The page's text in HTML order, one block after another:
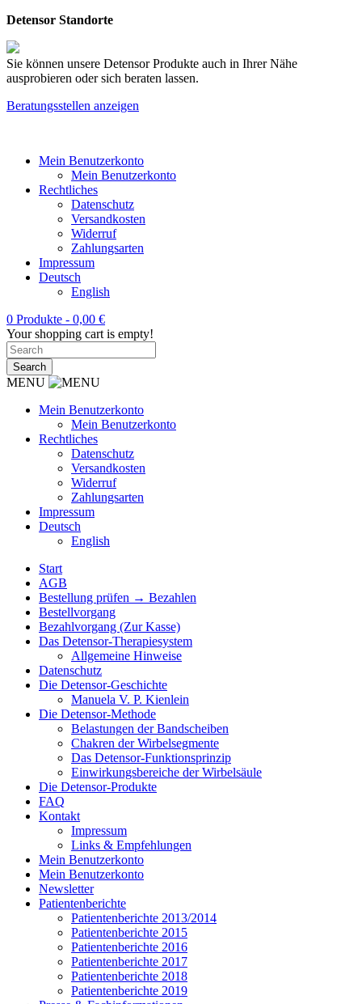
Detensor Standorte
Sie können unsere Detensor Produkte auch in Ihrer Nähe
ausprobieren oder sich beraten lassen.
Beratungsstellen anzeigen
Mein Benutzerkonto
Mein Benutzerkonto
Rechtliches
Datenschutz
Versandkosten
Widerruf
Zahlungsarten
Impressum
Deutsch
English
0 Produkte - 0,00 €
Your shopping cart is empty!
MENU
Mein Benutzerkonto
Mein Benutzerkonto
Rechtliches
Datenschutz
Versandkosten
Widerruf
Zahlungsarten
Impressum
Deutsch
English
Start
AGB
Bestellung prüfen → Bezahlen
Bestellvorgang
Bezahlvorgang (Zur Kasse)
Das Detensor-Therapiesystem
Allgemeine Hinweise
Datenschutz
Die Detensor-Geschichte
Manuela V. P. Kienlein
Die Detensor-Methode
Belastungen der Bandscheiben
Chakren der Wirbelsegmente
Das Detensor-Funktionsprinzip
Einwirkungsbereiche der Wirbelsäule
Die Detensor-Produkte
FAQ
Kontakt
Impressum
Links & Empfehlungen
Mein Benutzerkonto
Mein Benutzerkonto
Newsletter
Patientenberichte
Patientenberichte 2013/2014
Patientenberichte 2015
Patientenberichte 2016
Patientenberichte 2017
Patientenberichte 2018
Patientenberichte 2019